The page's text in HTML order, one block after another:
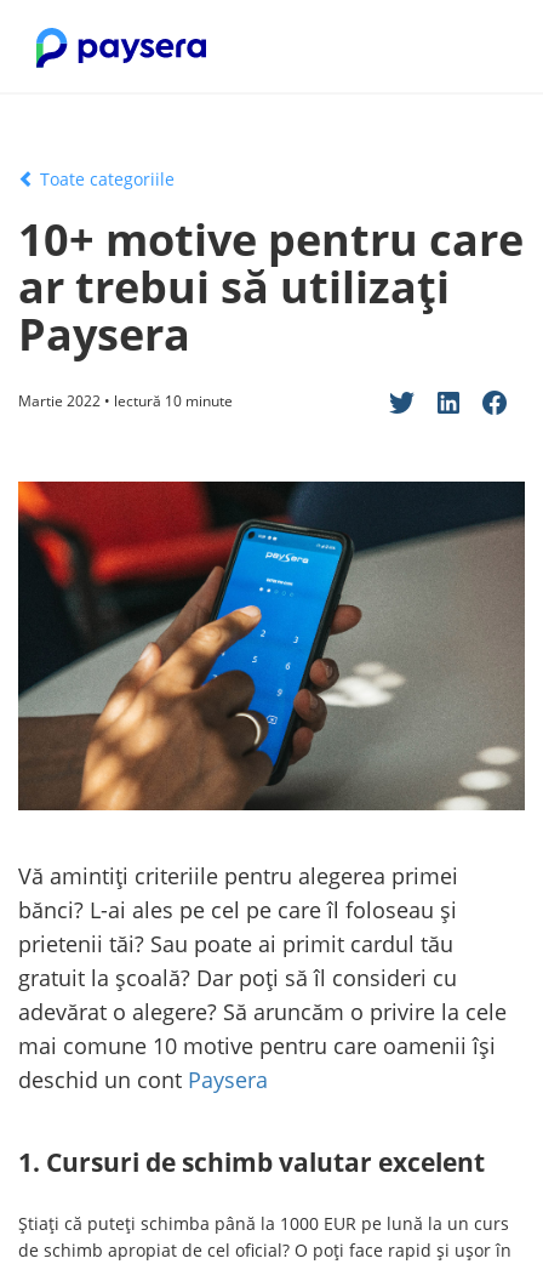
Toate categoriile
10+ motive pentru care
ar trebui să utilizați
Paysera
Martie 2022 • lectură 10 minute
Vă amintiți criteriile pentru alegerea primei
bănci? L-ai ales pe cel pe care îl foloseau și
prietenii tăi? Sau poate ai primit cardul tău
gratuit la școală? Dar poți să îl consideri cu
adevărat o alegere? Să aruncăm o privire la cele
mai comune 10 motive pentru care oamenii își
deschid un cont Paysera
1. Cursuri de schimb valutar excelent
Știați că puteți schimba până la 1000 EUR pe lună la un curs
de schimb apropiat de cel oficial? O poți face rapid și ușor în